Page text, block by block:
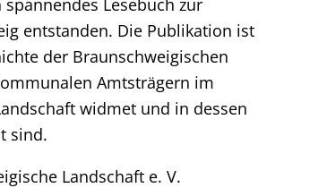
Lesebuch zur
entstanden. Die Publikation ist
der Braunschweigischen
Amtsträgern im
widmet und in dessen
sind.
Landschaft e. V.